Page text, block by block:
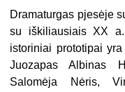
Dramaturgas pjesėje
su iškiliausiais XX
istoriniai prototipai
Juozapas Albinas
Salomėja Nėris,